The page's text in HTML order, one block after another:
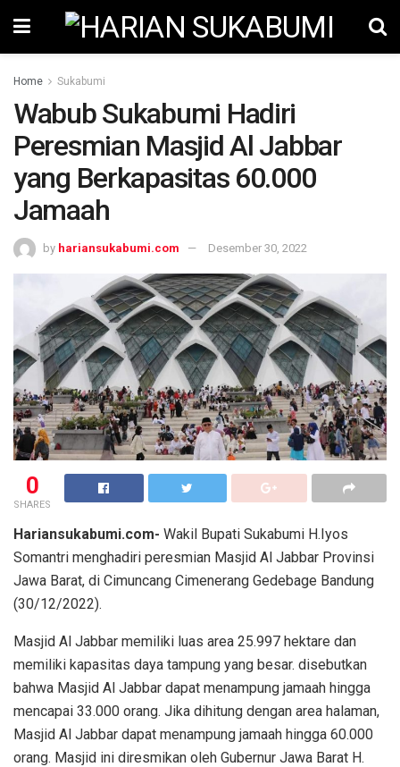
Home Sukabumi
Wabub Sukabumi Hadiri
Peresmian Masjid Al Jabbar
yang Berkapasitas 60.000
Jamaah
by hariansukabumi.com Desember 30, 2022
0
SHARES
Hariansukabumi.com- Wakil Bupati Sukabumi H.Iyos
Somantri menghadiri peresmian Masjid Al Jabbar Provinsi
Jawa Barat, di Cimuncang Cimenerang Gedebage Bandung
(30/12/2022).
Masjid Al Jabbar memiliki luas area 25.997 hektare dan
memiliki kapasitas daya tampung yang besar. disebutkan
bahwa Masjid Al Jabbar dapat menampung jamaah hingga
mencapai 33.000 orang. Jika dihitung dengan area halaman,
Masjid Al Jabbar dapat menampung jamaah hingga 60.000
orang. Masjid ini diresmikan oleh Gubernur Jawa Barat H.